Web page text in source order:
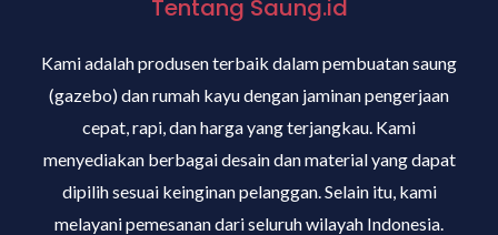
Tentang Saung.id
Kami adalah produsen terbaik dalam pembuatan saung
(gazebo) dan rumah kayu dengan jaminan pengerjaan
cepat, rapi, dan harga yang terjangkau. Kami
menyediakan berbagai desain dan material yang dapat
dipilih sesuai keinginan pelanggan. Selain itu, kami
melayani pemesanan dari seluruh wilayah Indonesia.